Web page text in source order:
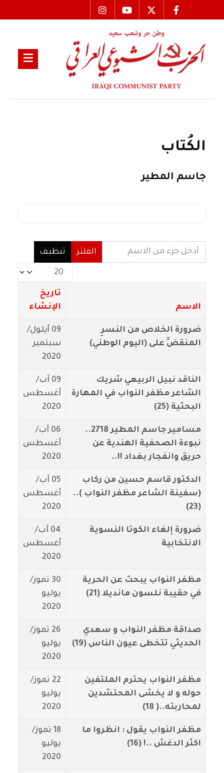
الكُتاب
جاسم المطير
أدخل جزء من الاسم
الفلتر
تنظيف
عدد الإظهارات:
الاسم
تاريخ
الإنشاء
ضرورة الخلاص من النسرِ
المنقضِّ على (اليوم الوطني)
09 أيلول/
سبتمبر
2020
الناقد نبيل الربيعي شريك
الشاعر مظفر النواب في المهارة
البحثية (25)
09 آب/
أغسطس
2020
مسامير جاسم المطير 2718..
نبوءة الصحفية الهندية عن
حريق وانفجار بغداد !!..
06 آب/
أغسطس
2020
الدكتور قاسم حسين من ركاب
(سفينة الشاعر مظفر النواب )..
(23)
05 آب/
أغسطس
2020
ضرورة إلغاء الكوتا النسوية
الانتخابية
04 آب/
أغسطس
2020
مظفر النواب يبحث عن الحرية
في حقيبة نلسون مانديلا (21)
30 تموز/
يوليو
2020
صداقة مظفر النواب و سعدي
الحديثي تتخطى عيون الناس (19)
26 تموز/
يوليو
2020
مظفر النواب يحترم الملتفين
حوله و لا يخشى المحتشدين
لمحاربته..( 18)
22 تموز/
يوليو
2020
مظفر النواب يقول : انظروا ما
اكثر الدغش ..! (16)
18 تموز/
يوليو
2020